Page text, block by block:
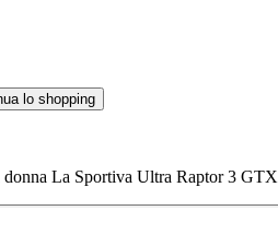
lo shopping
donna La Sportiva Ultra Raptor 3 GTX